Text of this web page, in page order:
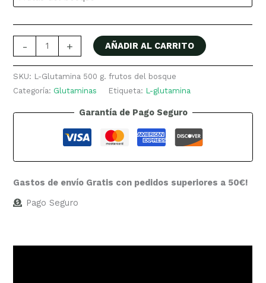
- + AÑADIR AL CARRITO
SKU: L-Glutamina 500 g. frutos del bosque
Categoría: Glutaminas Etiqueta: L-glutamina
Garantía de Pago Seguro
Gastos de envío Gratis con pedidos superiores a 50€!
Pago Seguro